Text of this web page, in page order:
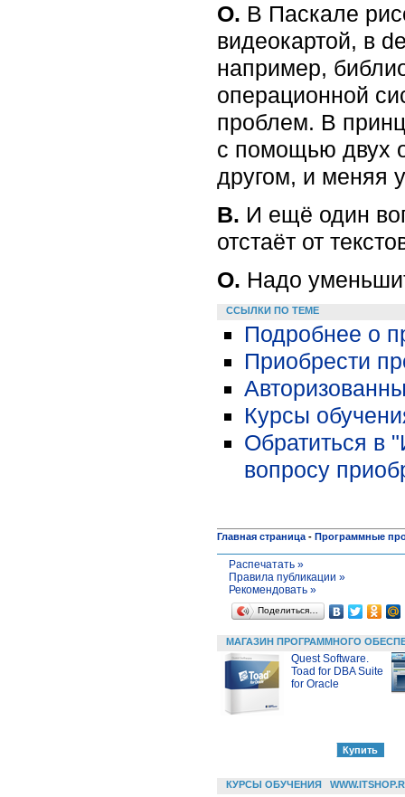
О. В Паскале
видеокартой, в
например,
операционной
проблем. В
с помощью двух
другом, и меняя
В. И ещё один
отстаёт от
О. Надо
ССЫЛКИ ПО ТЕМЕ
Подробнее о
Приобрести
Курсы
Обратиться в
вопросу
Главная страница - Программные
Распечатать »
Правила публикации »
Рекомендовать »
Поделиться…
МАГАЗИН ПРОГРАММНОГО
Quest Software.
Toad for DBA Suite
for Oracle
КУРСЫ ОБУЧЕНИЯ